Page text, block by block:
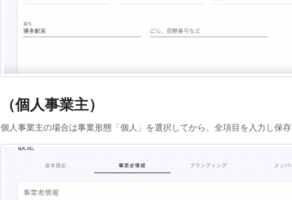
（個人事業主）
個人事業主の場合は事業形態「個人」を選択してから、全項目を入力し保存